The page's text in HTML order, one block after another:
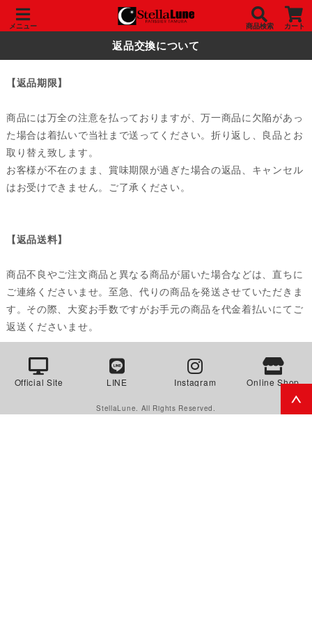
メニュー 商品検索 カート
返品交換について
【返品期限】
商品には万全の注意を払っておりますが、万一商品に欠陥があっ
た場合は着払いで当社まで送ってください。折り返し、良品とお
取り替え致します。
お客様が不在のまま、賞味期限が過ぎた場合の返品、キャンセル
はお受けできません。ご了承ください。
【返品送料】
商品不良やご注文商品と異なる商品が届いた場合などは、直ちに
ご連絡くださいませ。至急、代りの商品を発送させていただきま
す。その際、大変お手数ですがお手元の商品を代金着払いにてご
返送くださいませ。
Official Site LINE Instagram Online Shop
StellaLune. All Rights Reserved.